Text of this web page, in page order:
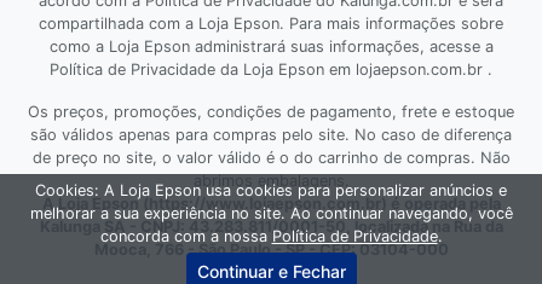
compartilhada com a Loja Epson. Para mais informações sobre
como a Loja Epson administrará suas informações, acesse a
Política de Privacidade da Loja Epson em lojaepson.com.br .
Os preços, promoções, condições de pagamento, frete e estoque
são válidos apenas para compras pelo site. No caso de diferença
de preço no site, o valor válido é o do carrinho de compras. Não
abrimos embalagens.
A Loja Epson (https://www.lojaepson.com.br) é operada pela
Kalunga SA - CNPJ: 43.283.811/0001-50, localizada na Rua da
Mooca, 766 - São Paulo - SP - CEP: 03104-000
Cookies: A Loja Epson usa cookies para personalizar anúncios e
melhorar a sua experiência no site. Ao continuar navegando, você
concorda com a nossa Política de Privacidade.
Continuar e Fechar